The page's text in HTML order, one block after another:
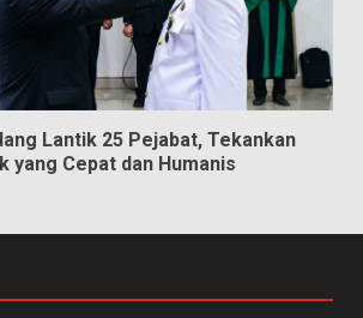
Lantik 25 Pejabat, Tekankan
yang Cepat dan Humanis